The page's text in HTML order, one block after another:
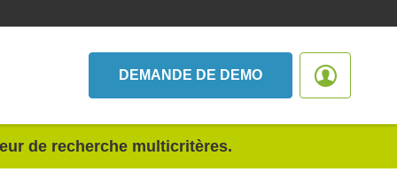
DEMANDE DE DEMO
de recherche multicritères.